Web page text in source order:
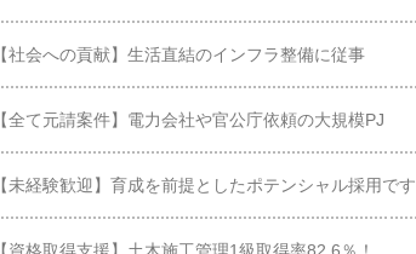
【社会への貢献】生活直結のインフラ整備に従事
【全て元請案件】電力会社や官公庁依頼の大規模PJ
【未経験歓迎】育成を前提としたポテンシャル採用です
【資格取得支援】土木施工管理1級取得率82.6％！